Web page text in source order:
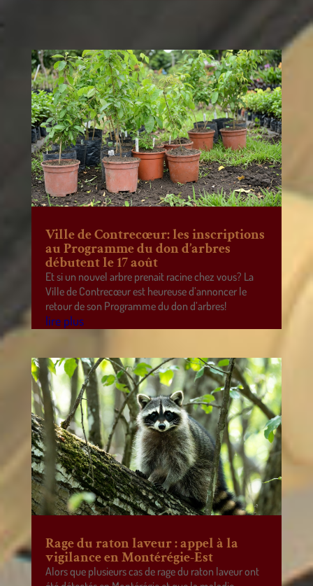
Ville de Contrecœur: les inscriptions
au Programme du don d’arbres
débutent le 17 août
Et si un nouvel arbre prenait racine chez vous? La
Ville de Contrecœur est heureuse d’annoncer le
retour de son Programme du don d’arbres!
lire plus
Rage du raton laveur : appel à la
vigilance en Montérégie-Est
Alors que plusieurs cas de rage du raton laveur ont